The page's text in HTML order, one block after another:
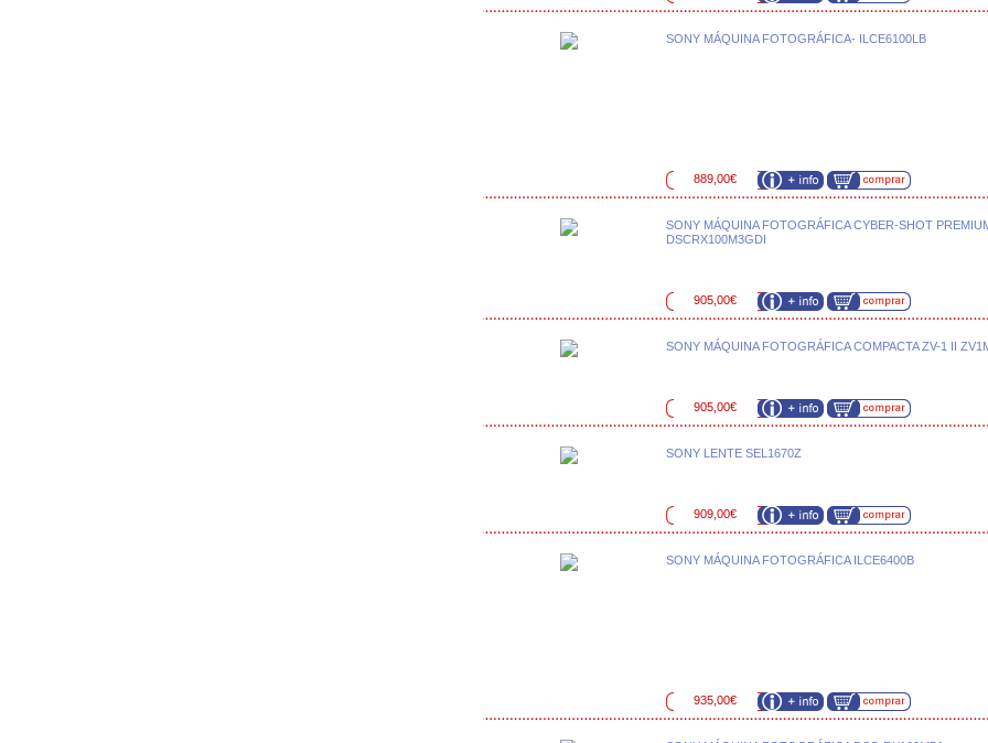
SONY MÁQUINA FOTOGRÁFICA- ILCE6100LB
889,00€
SONY MÁQUINA FOTOGRÁFICA CYBER-SHOT
DSCRX100M3GDI
905,00€
SONY MÁQUINA FOTOGRÁFICA COMPACTA ZV-1 II
905,00€
SONY LENTE SEL1670Z
909,00€
SONY MÁQUINA FOTOGRÁFICA ILCE6400B
935,00€